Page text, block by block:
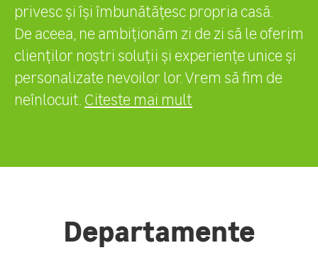
privesc și își îmbunătățesc propria casă.
De aceea, ne ambiționăm zi de zi să le oferim
clienților noștri soluții și experiențe unice și
personalizate nevoilor lor. Vrem să fim de
neînlocuit. Citeste mai mult
Departamente
Sediu - IT
Sediu - Centrală Achiziții